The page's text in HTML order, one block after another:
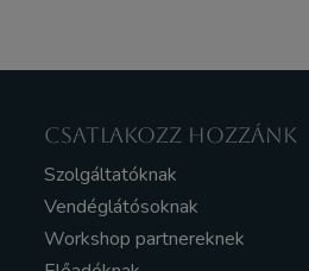
CSATLAKOZZ HOZZÁNK
Szolgáltatóknak
Vendéglátósoknak
Workshop partnereknek